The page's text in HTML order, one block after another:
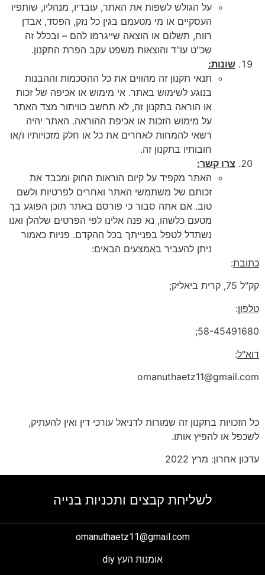
על הגולש לשפות את האתר, עובדיו, מנהליו, שותפיו
העסקיים או מי מטעמם בגין כל נזק, הפסד, אבדן
רווח, תשלום או הוצאה שייגרמו להם – ובכלל זה
שכ"ט עו"ד והוצאות משפט עקב הפרת התקנון.
שונות:
תנאי תקנון זה מהווים את כל ההסכמות וההבנות
בנוגע לשימוש באתר. אי מימוש או אכיפה של זכות
או הוראה בתקנון זה, לא תחשב כוויתור מצד האתר
על מימוש הזכות או אכיפת ההוראה. האתר יהיה
רשאי להמחות לאחרים את כל או חלק מזכויותיו ו/או
חובותיו בתקנון זה.
צרו קשר:
האתר מקפיד על קיום הוראות החוק ומכבד את
זכותם של משתמשי האתר ואחרים לפרטיות ולשם
טוב. אם אתה סבור כי פורסם באתר תוכן הפוגע בך
מטעם כלשהו, נא פנה אלינו לפי הפרטים שלהלן ואנו
נשתדל לטפל בפנייתך בכל ההקדם. פניות כאמור
ניתן להעביר באמצעים הבאים:
כתובת:
קק"ל 75, קרית ביאליק;
טלפון:
58-45491680;
דוא"ל:
omanuthaetz11@gmail.com
כל הזכויות בתקנון זה שמורות לדניאל עורכי דין ואין להעתיק,
לשכפל או להפיץ אותו.
עדכון אחרון: מרץ 2022
לשליחת קבצים ותכניות בנייה
omanuthaetz11@gmail.com
אומנות העץ diy